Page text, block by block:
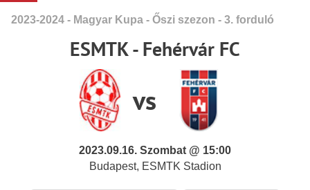
2023-2024 - Magyar Kupa - Őszi szezon - 3. forduló
ESMTK - Fehérvár FC
vs
2023.09.16. Szombat @ 15:00
Budapest, ESMTK Stadion